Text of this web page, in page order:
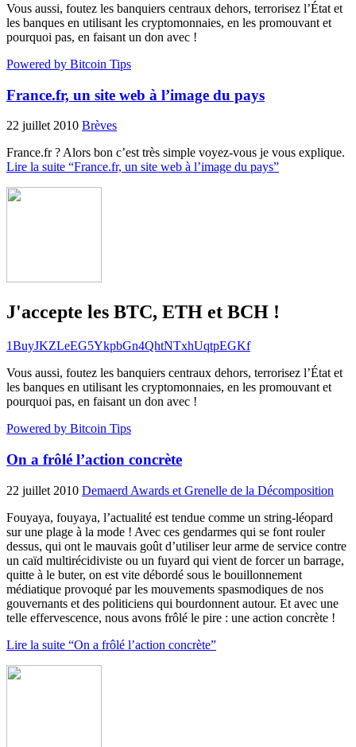
Vous aussi, foutez les banquiers centraux dehors, terrorisez l’État et
les banques en utilisant les cryptomonnaies, en les promouvant et
pourquoi pas, en faisant un don avec !
Powered by Bitcoin Tips
France.fr, un site web à l’image du pays
22 juillet 2010 Brèves
France.fr ? Alors bon c’est très simple voyez-vous je vous explique.
Lire la suite “France.fr, un site web à l’image du pays”
J'accepte les BTC, ETH et BCH !
1BuyJKZLeEG5YkpbGn4QhtNTxhUqtpEGKf
Vous aussi, foutez les banquiers centraux dehors, terrorisez l’État et
les banques en utilisant les cryptomonnaies, en les promouvant et
pourquoi pas, en faisant un don avec !
Powered by Bitcoin Tips
On a frôlé l’action concrète
22 juillet 2010 Demaerd Awards et Grenelle de la Décomposition
Fouyaya, fouyaya, l’actualité est tendue comme un string-léopard
sur une plage à la mode ! Avec ces gendarmes qui se font rouler
dessus, qui ont le mauvais goût d’utiliser leur arme de service contre
un caïd multirécidiviste ou un fuyard qui vient de forcer un barrage,
quitte à le buter, on est vite débordé sous le bouillonnement
médiatique provoqué par les mouvements spasmodiques de nos
gouvernants et des politiciens qui bourdonnent autour. Et avec une
telle effervescence, nous avons frôlé le pire : une action concrète !
Lire la suite “On a frôlé l’action concrète”